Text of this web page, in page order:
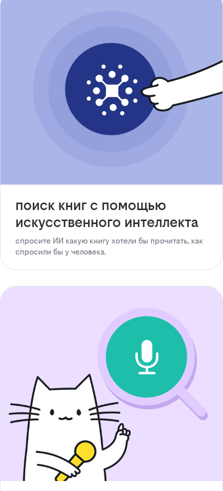
поиск книг с помощью
искусственного интеллекта
спросите ИИ какую книгу хотели бы прочитать, как
спросили бы у человека.